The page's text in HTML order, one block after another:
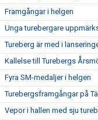
Framgångar i helgen
Unga turebergare
Tureberg är med i
Kallelse till Turebergs
Fyra SM-medaljer i helgen
Turebergsframgångar på
Vepor i hallen med sju